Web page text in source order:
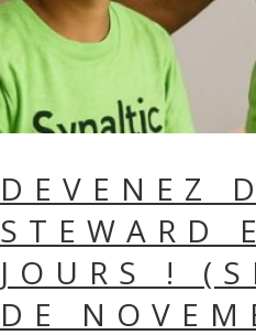
DEVENEZ
STEWARD
JOURS !
DE